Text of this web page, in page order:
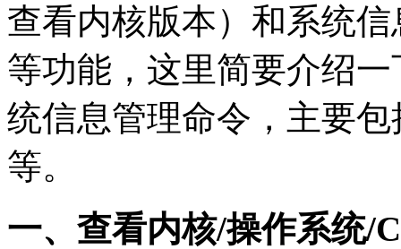
查看内核版本）和系统
等功能，这里简要介绍
统信息管理命令，主要包
等。
一、查看内核/操作系统/